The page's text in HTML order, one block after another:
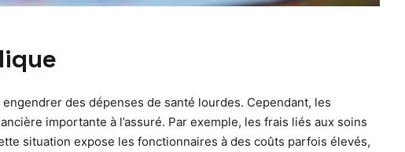
des dépenses de santé lourdes. Cependant, les
importante à l’assuré. Par exemple, les frais liés aux soins
situation expose les fonctionnaires à des coûts parfois élevés,